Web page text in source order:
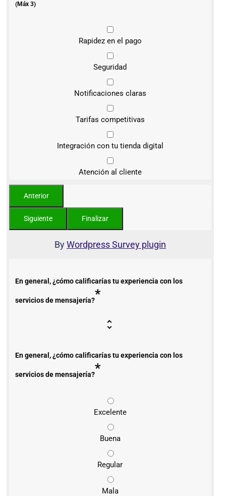
(Máx 3)
Rapidez en el pago
Seguridad
Notificaciones claras
Tarifas competitivas
Integración con tu tienda digital
Atención al cliente
ByWordpress Survey plugin
En general, ¿cómo calificarías tu experiencia con los
servicios de mensajería?*
En general, ¿cómo calificarías tu experiencia con los
servicios de mensajería?*
Excelente
Buena
Regular
Mala